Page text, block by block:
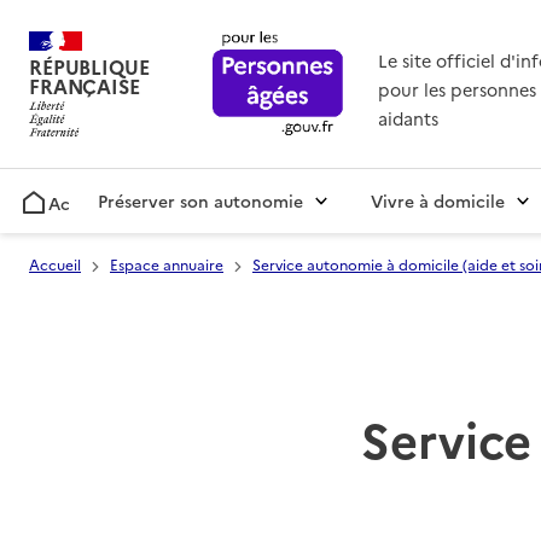
RÉPUBLIQUE
FRANÇAISE
Le site officiel
pour les personnes
aidants
AccueilPréserver son autonomie Vivre à domicile
Accueil Espace annuaire Service autonomie à domicile (aide et